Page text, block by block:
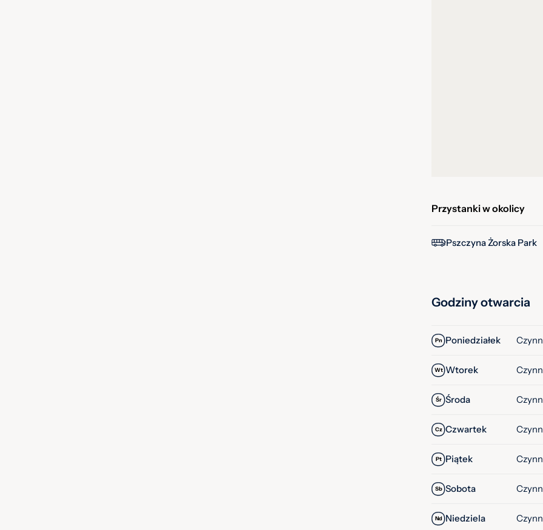
Przystanki w okolicy
Pszczyna Żorska Park
Godziny otwarcia
Pn Poniedziałek
Wt Wtorek
Śr Środa
Cz Czwartek
Pt Piątek
Sb Sobota
Nd Niedziela